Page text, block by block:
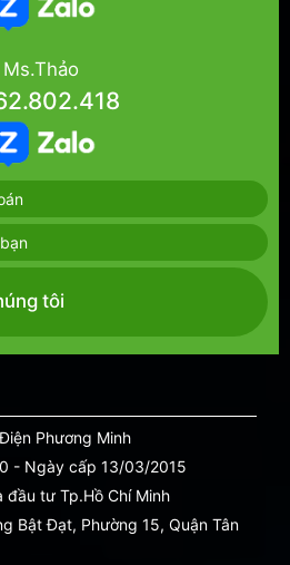
Ms.Thảo
tôi
Phương Minh
- Ngày cấp 13/03/2015
đầu tư Tp.Hồ Chí Minh
Bật Đạt, Phường 15, Quận Tân